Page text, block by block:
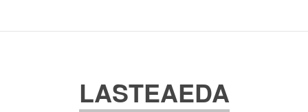
LASTEAEDA